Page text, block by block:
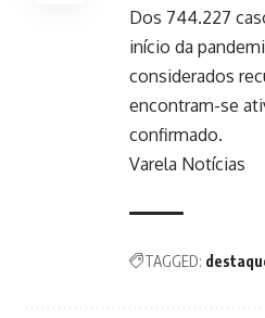
Dos 744.227
início da
considerados
encontram-se
confirmado.
Varela Notícias
TAGGED: